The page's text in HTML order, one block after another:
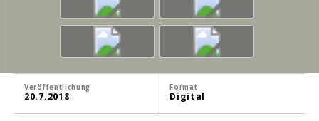
Veröffentlichung
20.7.2018
Format
Digital